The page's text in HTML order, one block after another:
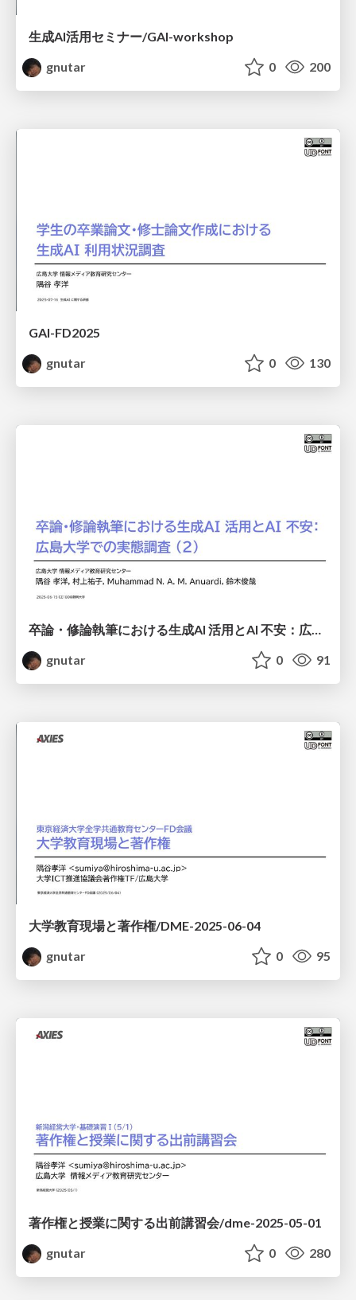
生成AI活用セミナー/GAI-workshop
gnutar
0 200
GAI-FD2025
gnutar
0 130
卒論・修論執筆における生成AI 活用とAI 不安：広島大学での実態調査 (2)/CE180
gnutar
0 91
大学教育現場と著作権/DME-2025-06-04
gnutar
0 95
著作権と授業に関する出前講習会/dme-2025-05-01
gnutar
0 280